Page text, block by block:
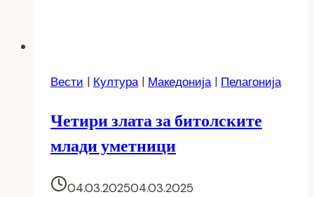
Вести | Култура| Македонија| Пелагонија
Четири злата за битолските
млади уметници
04.03.202504.03.2025